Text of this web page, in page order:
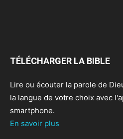
TÉLÉCHARGER LA BIBLE
Lire ou écouter la parole de
la langue de votre choix avec
smartphone.
En savoir plus